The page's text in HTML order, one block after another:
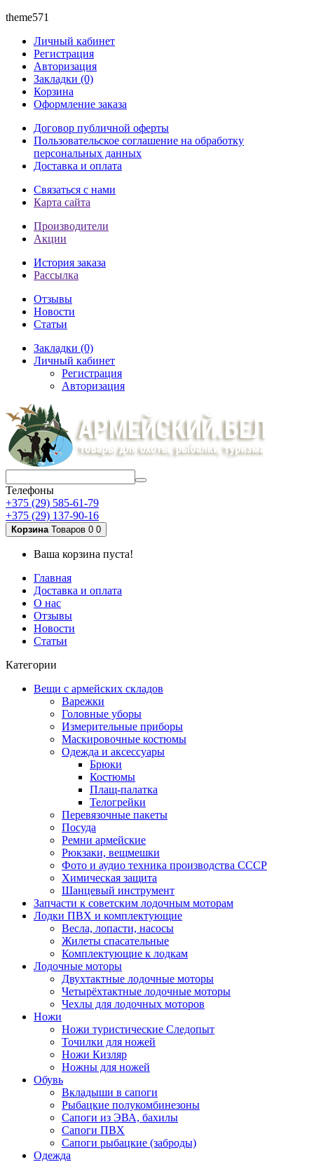
theme571
Личный кабинет
Регистрация
Авторизация
Закладки (0)
Корзина
Оформление заказа
Договор публичной оферты
Пользовательское соглашение на обработку
персональных данных
Доставка и оплата
Связаться с нами
Карта сайта
Производители
Акции
История заказа
Рассылка
Отзывы
Новости
Статьи
Закладки (0)
Личный кабинет
Регистрация
Авторизация
Телефоны
+375 (29) 585-61-79
+375 (29) 137-90-16
Корзина Товаров 0 0
Ваша корзина пуста!
Главная
Доставка и оплата
О нас
Отзывы
Новости
Статьи
Категории
Вещи с армейских складов
Варежки
Головные уборы
Измерительные приборы
Маскировочные костюмы
Одежда и аксессуары
Брюки
Костюмы
Плащ-палатка
Телогрейки
Перевязочные пакеты
Посуда
Ремни армейские
Рюкзаки, вещмешки
Фото и аудио техника производства СССР
Химическая защита
Шанцевый инструмент
Запчасти к советским лодочным моторам
Лодки ПВХ и комплектующие
Весла, лопасти, насосы
Жилеты спасательные
Комплектующие к лодкам
Лодочные моторы
Двухтактные лодочные моторы
Четырёхтактные лодочные моторы
Чехлы для лодочных моторов
Ножи
Ножи туристические Следопыт
Точилки для ножей
Ножи Кизляр
Ножны для ножей
Обувь
Вкладыши в сапоги
Рыбацкие полукомбинезоны
Сапоги из ЭВА, бахилы
Сапоги ПВХ
Сапоги рыбацкие (заброды)
Одежда